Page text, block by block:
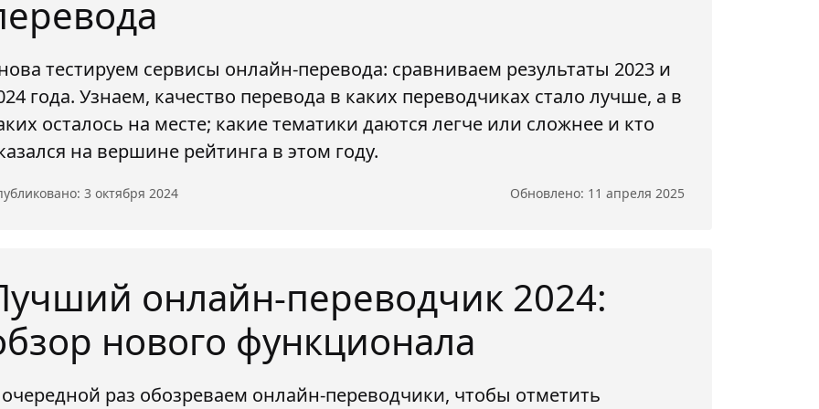
тестируем сервисы онлайн-перевода: сравниваем результаты 2023 и
года. Узнаем, качество перевода в каких переводчиках стало лучше, а в
осталось на месте; какие тематики даются легче или сложнее и кто
на вершине рейтинга в этом году.
3 октября 2024 Обновлено: 11 апреля 2025
онлайн-переводчик 2024:
нового функционала
раз обозреваем онлайн-переводчики, чтобы отметить